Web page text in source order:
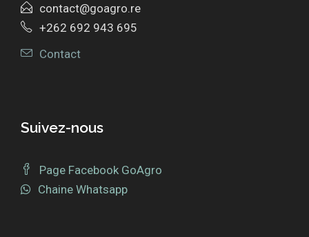
contact@goagro.re
+262 692 943 695
Contact
Suivez-nous
Page Facebook GoAgro
Chaine Whatsapp